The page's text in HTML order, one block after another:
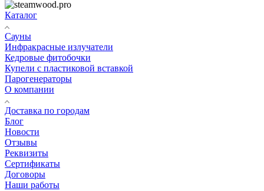
Каталог
Сауны
Инфракрасные излучатели
Кедровые фитобочки
Купели с пластиковой вставкой
Парогенераторы
О компании
Доставка по городам
Блог
Новости
Отзывы
Реквизиты
Сертификаты
Договоры
Наши работы